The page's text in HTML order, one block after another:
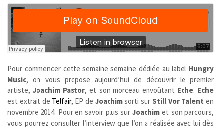
Pour commencer cette semaine semaine dédiée au label Hungry
Music, on vous propose aujourd’hui de découvrir le premier
artiste,Joachim Pastor, et son morceau envoûtant Eche. Eche
est extrait de Telfair, EP de Joachimsorti sur Still Vor Talent en
novembre 2014. Pour en savoir plus surJoachim et son parcours,
vous pourrez consulter l’interview que l’on a réalisée avec lui dès